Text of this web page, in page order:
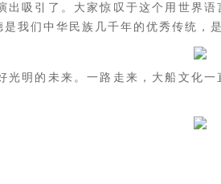
吸引了。大家惊叹于这个用世界
我们中华民族几千年的优秀传统，
明的未来。一路走来，大船文化